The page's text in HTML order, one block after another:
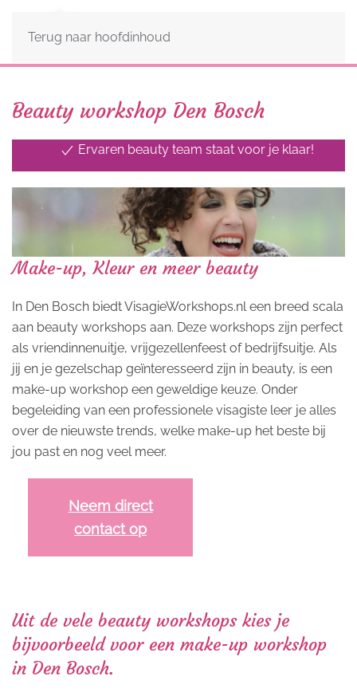
Terug naar hoofdinhoud
Beauty workshop Den Bosch
Ervaren beauty team staat voor je klaar!
Uitgebreid aanbod van beautyworkshops
Beauty team, ook voor feesten en evenementen
Make-up, Kleur en meer beauty
In Den Bosch biedt VisagieWorkshops.nl een breed scala
aan beauty workshops aan. Deze workshops zijn perfect
als vriendinnenuitje, vrijgezellenfeest of bedrijfsuitje. Als
jij en je gezelschap geïnteresseerd zijn in beauty, is een
make-up workshop een geweldige keuze. Onder
begeleiding van een professionele visagiste leer je alles
over de nieuwste trends, welke make-up het beste bij
jou past en nog veel meer.
Neem direct
contact op
Uit de vele beauty workshops kies je
bijvoorbeeld voor een make-up workshop
in Den Bosch.